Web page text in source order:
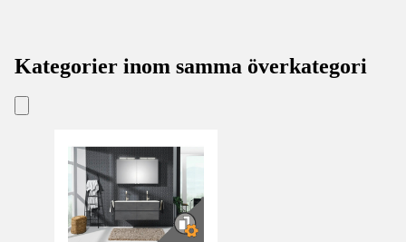
Kategorier inom samma överkategori